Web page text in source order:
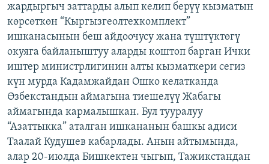
ЭЖЕ-СИҢДИЛЕР
АЗАТТЫК+
ЫҢГАЙСЫЗ СУРООЛОР
ОНЛАЙН ШЕРИНЕ
ЭЕ/АРнун бардык сайттары
жардыргыч заттарды алып келип берүү кызматын
көрсөткөн “Кыргызгеолтехкомплект”
ишканасынын беш айдоочусу жана түштүктөгү
окуяга байланыштуу аларды коштоп барган Ички
иштер министрлигинин алты кызматкери сегиз
күн мурда Кадамжайдан Ошко келатканда
Өзбекстандын аймагына тиешелүү Жабагы
аймагында кармалышкан. Бул тууралуу
“Азаттыкка” аталган ишкананын башкы адиси
Таалай Кудушев кабарлады. Анын айтымында,
алар 20-июлда Бишкектен чыгып, Тажикстандан